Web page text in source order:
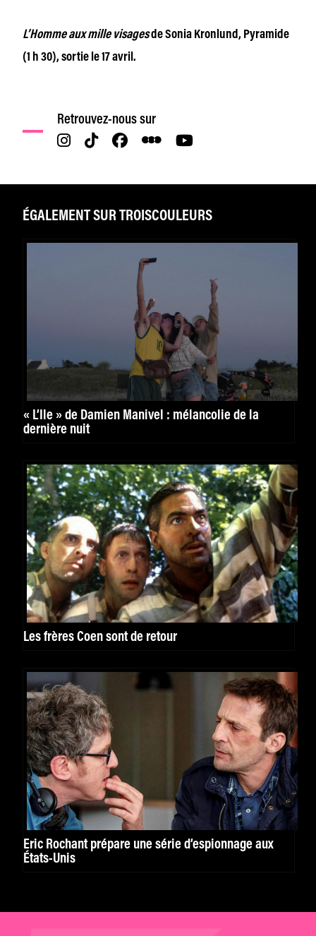
L’Homme aux mille visagesde Sonia Kronlund, Pyramide
(1 h 30), sortie le 17 avril.
Retrouvez-nous sur
ÉGALEMENT SUR TROISCOULEURS
« L’Île » de Damien Manivel : mélancolie de la
dernière nuit
Les frères Coen sont de retour
Éric Rochant prépare une série d’espionnage aux
États-Unis